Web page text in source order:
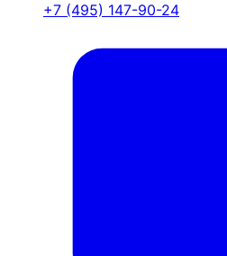
+7 (495) 147-90-24